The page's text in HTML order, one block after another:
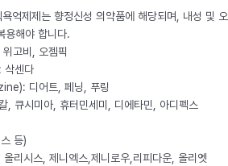
억제제는 향정신성 의약품에 해당되며, 내성 및
용해야 합니다.
고비, 오젬픽
삭센다
디어트, 페닝, 푸링
큐시미아, 휴터민세미, 디에타민, 아디펙스
등)
리시스, 제니엑스,제니로우,리피다운, 올리엣